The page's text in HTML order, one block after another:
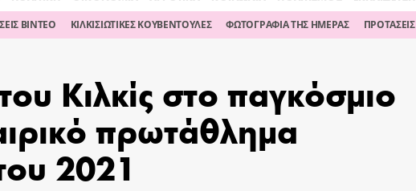
ΒΙΝΤΕΟ ΚΙΛΚΙΣΙΩΤΙΚΕΣ ΚΟΥΒΕΝΤΟΥΛΕΣ ΦΩΤΟΓΡΑΦΙΑ ΤΗΣ ΗΜΕΡΑΣ ΠΡΟΤΑΣΕΙΣ
Κιλκίς στο παγκόσμιο
πρωτάθλημα
2021